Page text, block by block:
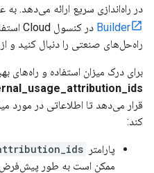
در راه‌اندازی سریع ارائه می‌دهد. به
Builder در کنسول Cloud استفاده کنید،
راه‌حل‌های صنعتی را دنبال کنید و از
برای درک میزان استفاده و راه‌های
قرار می‌دهد تا اطلاعاتی در مورد
کند:
پارامتر
ممکن است به طور پیش‌فرض